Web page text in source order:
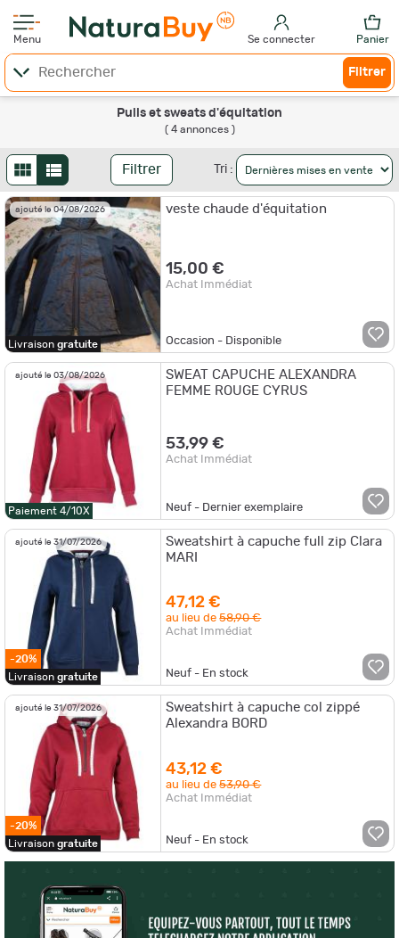
Menu Se connecter Panier
Filtrer
Pulls et sweats d'équitation
( 4 annonces )
Filtrer Tri :
ajouté le 04/08/2026
Livraison gratuite
veste chaude d'équitation
15,00 €
Achat Immédiat
Occasion - Disponible
ajouté le 03/08/2026
Paiement 4/10X
SWEAT CAPUCHE ALEXANDRA
FEMME ROUGE CYRUS
53,99 €
Achat Immédiat
Neuf - Dernier exemplaire
ajouté le 31/07/2026
-20%
Livraison gratuite
Sweatshirt à capuche full zip Clara
MARI
47,12 €
au lieu de58,90 €
Achat Immédiat
Neuf - En stock
ajouté le 31/07/2026
-20%
Livraison gratuite
Sweatshirt à capuche col zippé
Alexandra BORD
43,12 €
au lieu de53,90 €
Achat Immédiat
Neuf - En stock